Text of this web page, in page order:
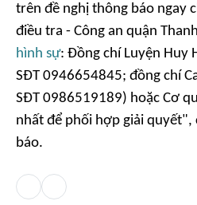
trên đề nghị thông báo ngay
điều tra - Công an quận
hình sự: Đồng chí Luyện Huy
SĐT 0946654845; đồng chí
SĐT 0986519189) hoặc Cơ
nhất để phối hợp giải quyết",
báo.